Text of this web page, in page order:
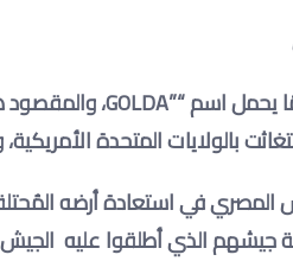
يحمل اسم“”GOLDA
، والمقصود
المصري في استعادة أرضه
جيشهم الذي أطلقوا عليه